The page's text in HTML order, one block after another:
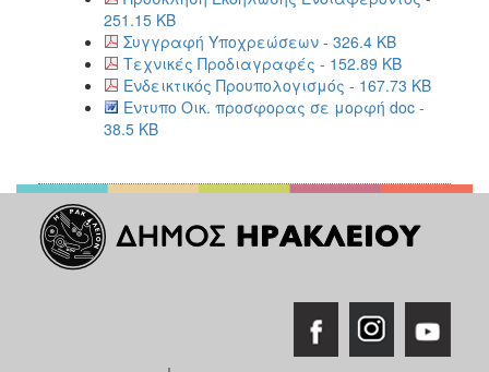
251.15 KB
Συγγραφή Υποχρεώσεων - 326.4 KB
Τεχνικές Προδιαγραφές - 152.89 KB
Ενδεικτικός Προυπολογισμός - 167.73 KB
Εντυπο Οικ. προσφορας σε μορφή doc -
38.5 KB